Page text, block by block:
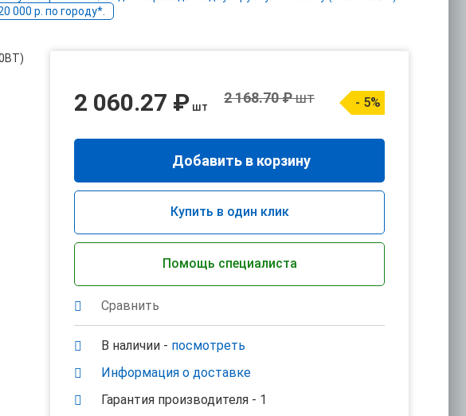
000 р. по городу*.
2 060.27 ₽ шт
2 168.70 ₽шт - 5%
Добавить в корзину
Купить в один клик
Помощь специалиста
Сравнить
В наличии - посмотреть
Информация о доставке
Гарантия производителя - 1